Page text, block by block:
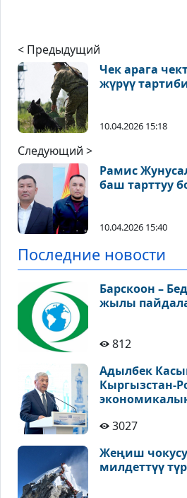
< Предыдущий
Чек арага
жүрүү
10.04.2026 15:18
Следующий >
Рамис
баш тарттуу
10.04.2026 15:40
Последние новости
Барскоон –
жылы
812
Адылбек
Кыргызстан-
3027
Жеңиш